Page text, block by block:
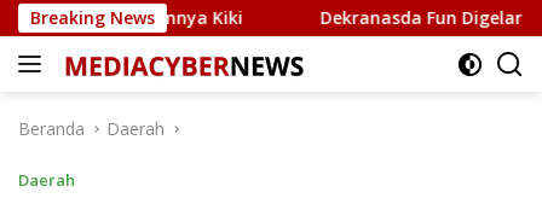
Langsung
ke
konten
Breaking News
Jaringannya Kiki Dekranasda Fun Digelar di Tepi
Beranda Daerah
Daerah